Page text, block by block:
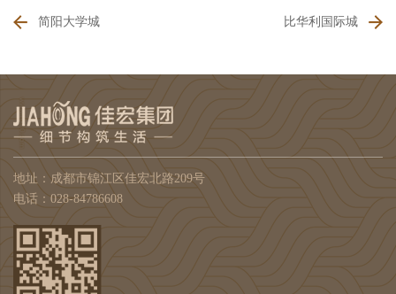
简阳大学城 比华利国际城
地址：成都市锦江区佳宏北路209号
电话：028-84786608